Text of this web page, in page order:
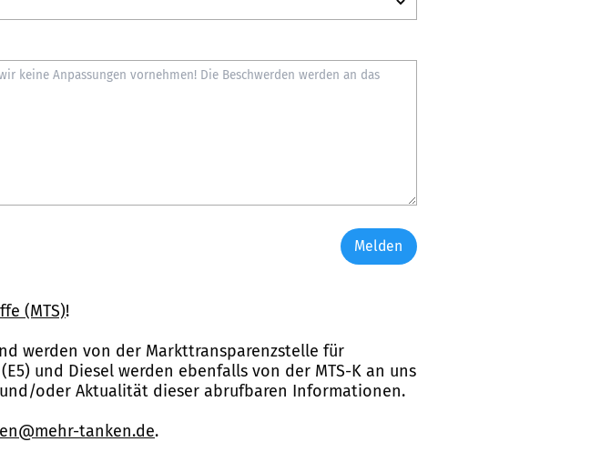
Melden
(MTS)!
werden von der Markttransparenzstelle für
und Diesel werden ebenfalls von der MTS-K an uns
oder Aktualität dieser abrufbaren Informationen.
tanken.de.